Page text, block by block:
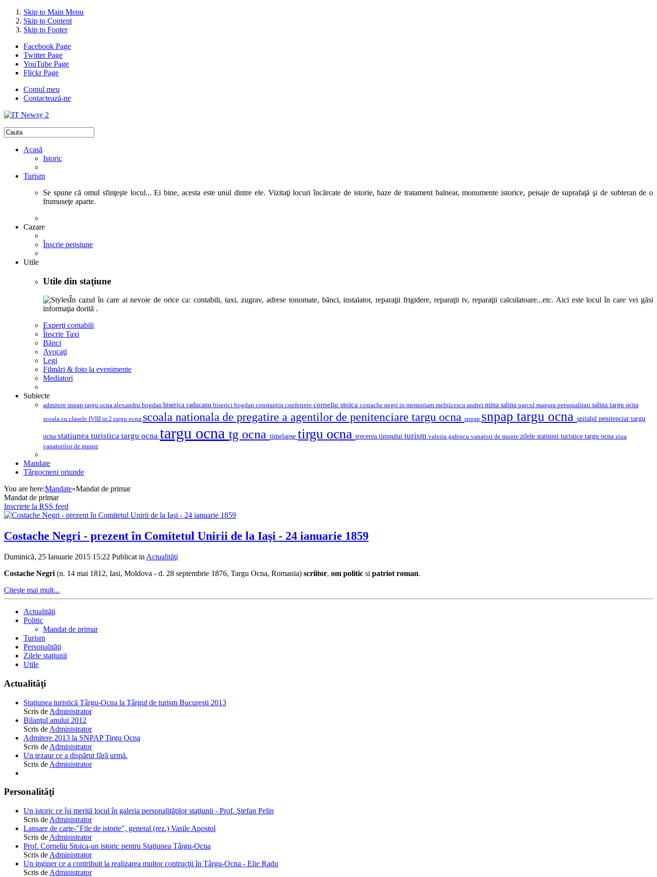
Skip to Main Menu
Skip to Content
Skip to Footer
Facebook Page
Twitter Page
YouTube Page
Flickr Page
Contul meu
Contactează-ne
Acasă
Istoric
Turism
Se spune că omul sfinţeşte locul... Ei bine, acesta este unul dintre ele. Vizitaţi locuri încărcate de istorie, baze de tratament balnear, monumente istorice, peisaje de suprafaţă şi de subteran de o
frumuseţe aparte.
Cazare
Înscrie pensiune
Utile
Utile din staţiune
În cazul în care ai nevoie de orice ca: contabili, taxi, zugrav, adrese tonomate, bănci, instalator, reparaţii frigidere, reparaţii tv, reparaţii calculatoare...etc. Aici este locul în care vei găsi
informaţia dorită .
Experţi contabili
Înscrie Taxi
Bănci
Avocaţi
Legi
Filmări & foto la evenimente
Mediatori
Subiecte
admitere snpap targu ocna alexandru bogdan biserica raducanu biserici bogdan constantin conferinte corneliu stoica costache negri in memoriam melnicescu andrei mina salina parcul magura personalitati salina targu ocna
scoala cu clasele IVIII nr.2 targu ocna scoala nationala de pregatire a agentilor de penitenciare targu ocna snpap snpap targu ocna spitalul penitenciar targu
ocna statiunea turistica targu ocna targu ocna tg ocna timelapse tirgu ocna trecerea timpului turism valeriu gafencu vanatori de munte zilele statiunii turistice targu ocna ziua
vanatorilor de munte
Mandate
Târgocneni oriunde
You are here:Mandate»Mandat de primar
Mandat de primar
Inscriete la RSS feed
Costache Negri - prezent în Comitetul Unirii de la Iaşi - 24 ianuarie 1859
Duminică, 25 Ianuarie 2015 15:22 Publicat in Actualităţi
Costache Negri (n. 14 mai 1812, Iasi, Moldova - d. 28 septembrie 1876, Targu Ocna, Romania) scriitor, om politic si patriot roman.
Citeşte mai mult...
Actualităţi
Politic
Mandat de primar
Turism
Personalităţi
Zilele staţiunii
Utile
Actualităţi
Staţiunea turistică Târgu-Ocna la Târgul de turism Bucureşti 2013
Scris de Administrator
Bilanţul anului 2012
Scris de Administrator
Admitere 2013 la SNPAP Tirgu Ocna
Scris de Administrator
Un tezaur ce a dispărut fără urmă.
Scris de Administrator
Personalităţi
Un istoric ce îşi merită locul în galeria personalităţilor staţiunii - Prof. Ştefan Pelin
Scris de Administrator
Lansare de carte-"File de istorie", general (rez.) Vasile Apostol
Scris de Administrator
Prof. Corneliu Stoica-un istoric pentru Staţiunea Târgu-Ocna
Scris de Administrator
Un inginer ce a contribuit la realizarea multor contrucţii în Târgu-Ocna - Elie Radu
Scris de Administrator